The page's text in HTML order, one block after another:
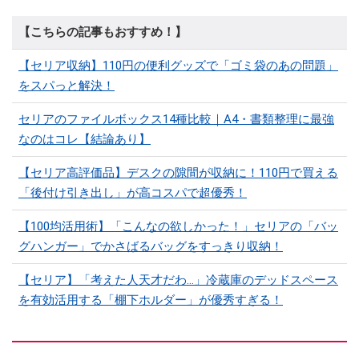
【こちらの記事もおすすめ！】
【セリア収納】110円の便利グッズで「ゴミ袋のあの問題」
をスパっと解決！
セリアのファイルボックス14種比較｜A4・書類整理に最強
なのはコレ【結論あり】
【セリア高評価品】デスクの隙間が収納に！110円で買える
「後付け引き出し」が高コスパで超優秀！
【100均活用術】「こんなの欲しかった！」セリアの「バッ
グハンガー」でかさばるバッグをすっきり収納！
【セリア】「考えた人天才だわ…」冷蔵庫のデッドスペース
を有効活用する「棚下ホルダー」が優秀すぎる！